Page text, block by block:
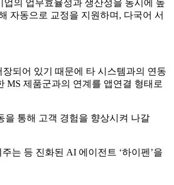
의 업무효율성과 생산성을 동시에 높
자동으로 교정을 지원하며, 다국어 서
되어 있기 때문에 타 시스템과의 연동
MS 제품군과의 연계를 앱연결 형태로
을 통해 고객 경험을 향상시켜 나갈
는 등 진화된 AI 에이전트 ‘하이펜’을